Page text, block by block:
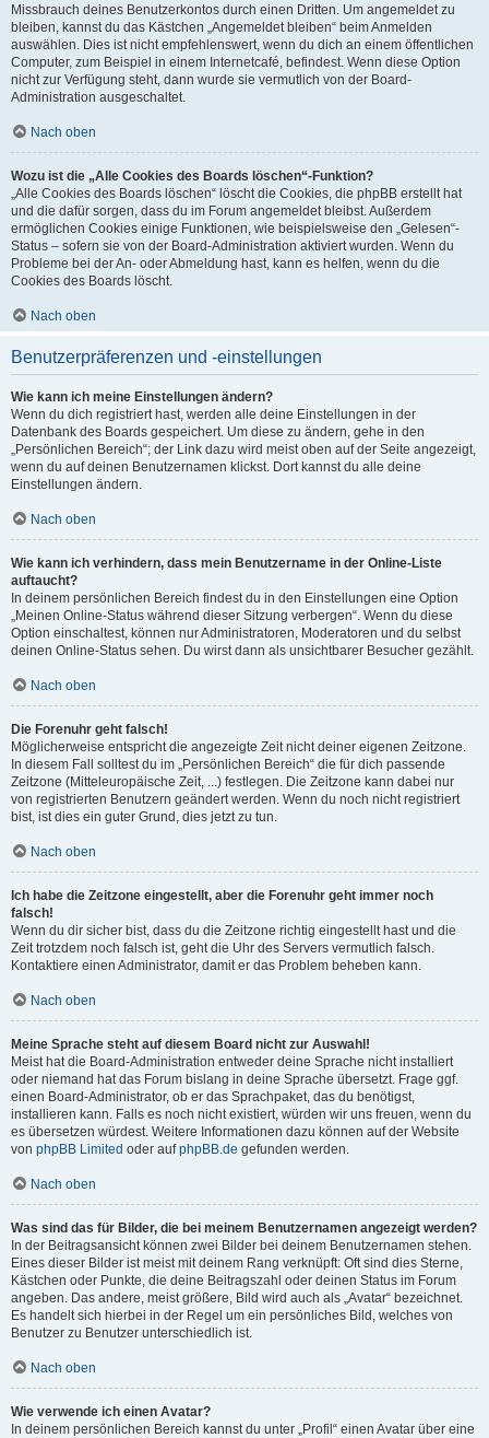
Missbrauch deines Benutzerkontos durch einen Dritten. Um angemeldet zu
bleiben, kannst du das Kästchen „Angemeldet bleiben“ beim Anmelden
auswählen. Dies ist nicht empfehlenswert, wenn du dich an einem öffentlichen
Computer, zum Beispiel in einem Internetcafé, befindest. Wenn diese Option
nicht zur Verfügung steht, dann wurde sie vermutlich von der Board-
Administration ausgeschaltet.
Nach oben
Wozu ist die „Alle Cookies des Boards löschen“-Funktion?
„Alle Cookies des Boards löschen“ löscht die Cookies, die phpBB erstellt hat
und die dafür sorgen, dass du im Forum angemeldet bleibst. Außerdem
ermöglichen Cookies einige Funktionen, wie beispielsweise den „Gelesen“-
Status – sofern sie von der Board-Administration aktiviert wurden. Wenn du
Probleme bei der An- oder Abmeldung hast, kann es helfen, wenn du die
Cookies des Boards löscht.
Nach oben
Benutzerpräferenzen und -einstellungen
Wie kann ich meine Einstellungen ändern?
Wenn du dich registriert hast, werden alle deine Einstellungen in der
Datenbank des Boards gespeichert. Um diese zu ändern, gehe in den
„Persönlichen Bereich“; der Link dazu wird meist oben auf der Seite angezeigt,
wenn du auf deinen Benutzernamen klickst. Dort kannst du alle deine
Einstellungen ändern.
Nach oben
Wie kann ich verhindern, dass mein Benutzername in der Online-Liste
auftaucht?
In deinem persönlichen Bereich findest du in den Einstellungen eine Option
„Meinen Online-Status während dieser Sitzung verbergen“. Wenn du diese
Option einschaltest, können nur Administratoren, Moderatoren und du selbst
deinen Online-Status sehen. Du wirst dann als unsichtbarer Besucher gezählt.
Nach oben
Die Forenuhr geht falsch!
Möglicherweise entspricht die angezeigte Zeit nicht deiner eigenen Zeitzone.
In diesem Fall solltest du im „Persönlichen Bereich“ die für dich passende
Zeitzone (Mitteleuropäische Zeit, ...) festlegen. Die Zeitzone kann dabei nur
von registrierten Benutzern geändert werden. Wenn du noch nicht registriert
bist, ist dies ein guter Grund, dies jetzt zu tun.
Nach oben
Ich habe die Zeitzone eingestellt, aber die Forenuhr geht immer noch
falsch!
Wenn du dir sicher bist, dass du die Zeitzone richtig eingestellt hast und die
Zeit trotzdem noch falsch ist, geht die Uhr des Servers vermutlich falsch.
Kontaktiere einen Administrator, damit er das Problem beheben kann.
Nach oben
Meine Sprache steht auf diesem Board nicht zur Auswahl!
Meist hat die Board-Administration entweder deine Sprache nicht installiert
oder niemand hat das Forum bislang in deine Sprache übersetzt. Frage ggf.
einen Board-Administrator, ob er das Sprachpaket, das du benötigst,
installieren kann. Falls es noch nicht existiert, würden wir uns freuen, wenn du
es übersetzen würdest. Weitere Informationen dazu können auf der Website
von phpBB Limited oder aufphpBB.de gefunden werden.
Nach oben
Was sind das für Bilder, die bei meinem Benutzernamen angezeigt werden?
In der Beitragsansicht können zwei Bilder bei deinem Benutzernamen stehen.
Eines dieser Bilder ist meist mit deinem Rang verknüpft: Oft sind dies Sterne,
Kästchen oder Punkte, die deine Beitragszahl oder deinen Status im Forum
angeben. Das andere, meist größere, Bild wird auch als „Avatar“ bezeichnet.
Es handelt sich hierbei in der Regel um ein persönliches Bild, welches von
Benutzer zu Benutzer unterschiedlich ist.
Nach oben
Wie verwende ich einen Avatar?
In deinem persönlichen Bereich kannst du unter „Profil“ einen Avatar über eine